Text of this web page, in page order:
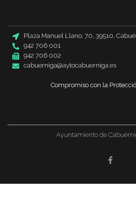
Plaza Manuel Llano, 70, 39510,
942 706 001
942 706 002
cabuerniga@aytocabuerniga.es
Compromiso con la
Ayuntamiento de